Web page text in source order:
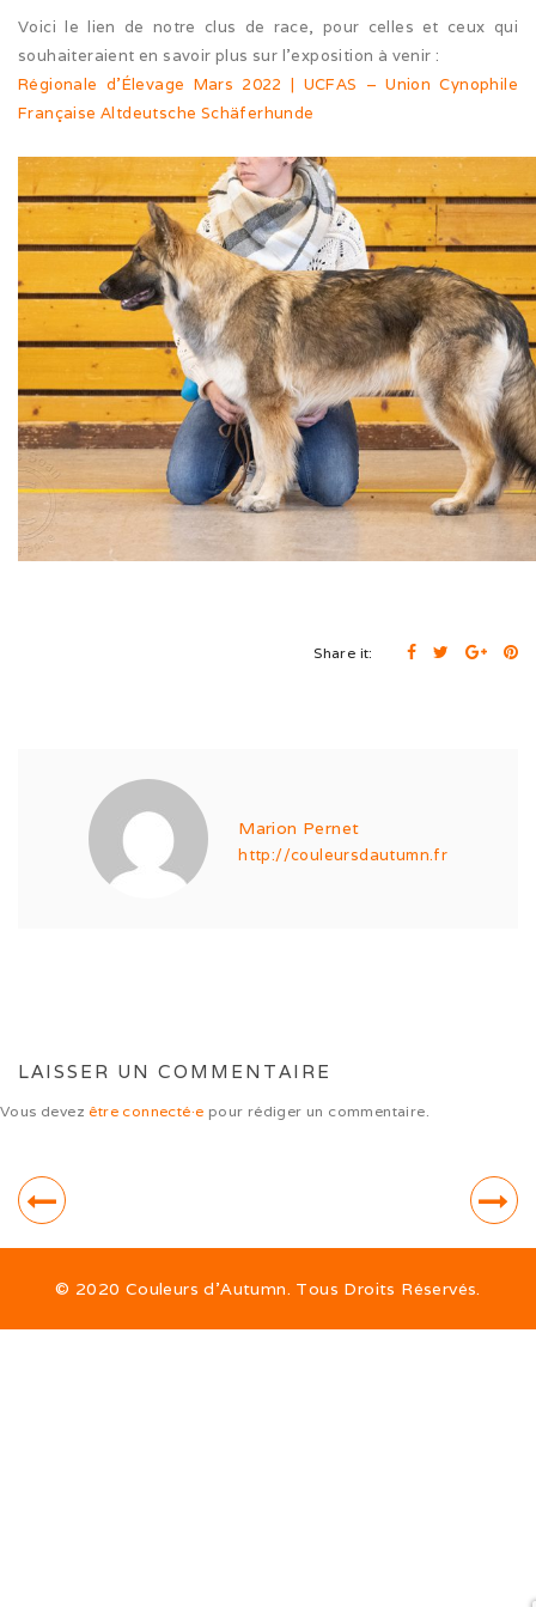
Cruft (03/26)
Après-midi à la neige (02/26)
Expo Olten (12/25)
Retrouvailles AS (10/25)
Rencontre Nova (09/25)
Shaée et Loupa (03/25)
Vacances en Bretagne (07/24)
Après midi coquelicots (06/24)
Expo Saint Pouange (05/24)
Expo de Châlon (05/24)
Joyeux Noël (12/22)
Sortie à la Loue (05/22)
Sorties hivernales 2020
Vacances dans le Jura (10/20)
Sociabilisation des chiots
Alimentation
Voici le lien de notre clus de race, pour celles et ceux qui
souhaiteraient en savoir plus sur l’exposition à venir :
Régionale d’Élevage Mars 2022 | UCFAS – Union Cynophile
Française Altdeutsche Schäferhunde
Share it:
Marion Pernet
http://couleursdautumn.fr
LAISSER UN COMMENTAIRE
Vous devez être connecté·e pour rédiger un commentaire.
© 2020 Couleurs d’Autumn. Tous Droits Réservés.